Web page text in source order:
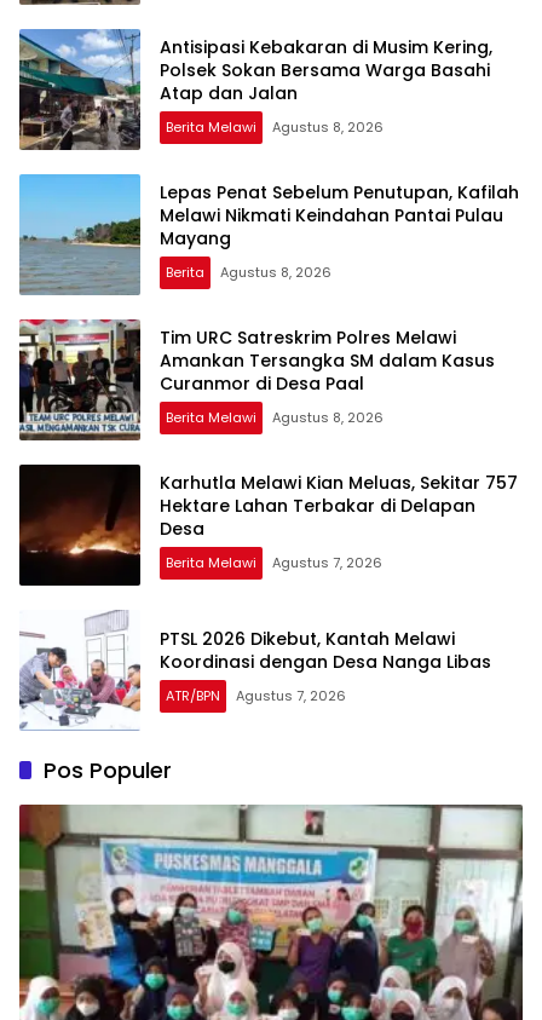
Antisipasi Kebakaran di Musim Kering,
Polsek Sokan Bersama Warga Basahi
Atap dan Jalan
Berita Melawi Agustus 8, 2026
Lepas Penat Sebelum Penutupan, Kafilah
Melawi Nikmati Keindahan Pantai Pulau
Mayang
Berita Agustus 8, 2026
Tim URC Satreskrim Polres Melawi
Amankan Tersangka SM dalam Kasus
Curanmor di Desa Paal
Berita Melawi Agustus 8, 2026
Karhutla Melawi Kian Meluas, Sekitar 757
Hektare Lahan Terbakar di Delapan
Desa
Berita Melawi Agustus 7, 2026
PTSL 2026 Dikebut, Kantah Melawi
Koordinasi dengan Desa Nanga Libas
ATR/BPN Agustus 7, 2026
Pos Populer